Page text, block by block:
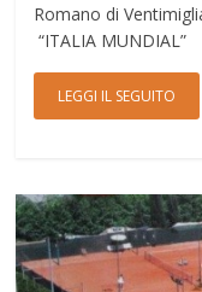
Romano di
“ITALIA MUNDIAL”
LEGGI IL SEGUITO